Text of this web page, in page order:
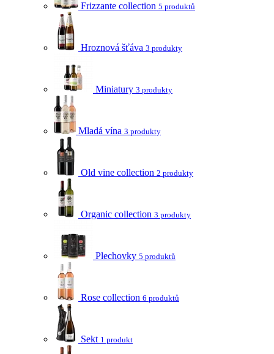
Frizzante collection 5 produktů
Hroznová šťáva 3 produkty
Miniatury 3 produkty
Mladá vína 3 produkty
Old vine collection 2 produkty
Organic collection 3 produkty
Plechovky 5 produktů
Rose collection 6 produktů
Sekt 1 produkt